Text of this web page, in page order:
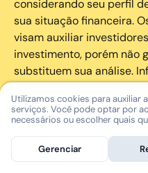
considerando seu perfil
sua situação financeira.
visam auxiliar
investimento, porém não
substituem sua análise.
cada investimento e
As marcas registradas,
que aparecem nos
limitando à marca
Utilizamos cookies para auxiliar
serviços. Você pode optar por
necessários ou escolher quais
Gerenciar